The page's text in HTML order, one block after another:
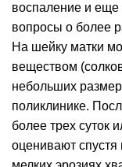
воспаление и еще
вопросы о более
На шейку матки
веществом
небольших
поликлинике.
более трех суток
оценивают